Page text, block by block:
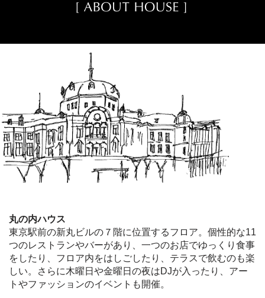
丸の内ハウス
東京駅前の新丸ビルの７階に位置するフロア。個性的な11
つのレストランやバーがあり、一つのお店でゆっくり食事
をしたり、フロア内をはしごしたり、テラスで飲むのも楽
しい。さらに木曜日や金曜日の夜はDJが入ったり、アー
トやファッションのイベントも開催。